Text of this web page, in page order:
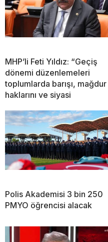
MHP’li Feti Yıldız: “Geçiş
dönemi düzenlemeleri
toplumlarda barışı, mağdur
haklarını ve siyasi
Polis Akademisi 3 bin 250
PMYO öğrencisi alacak